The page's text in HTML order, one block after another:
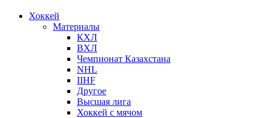
Хоккей
Материалы
КХЛ
ВХЛ
Чемпионат Казахстана
NHL
IIHF
Другое
Высшая лига
Хоккей с мячом